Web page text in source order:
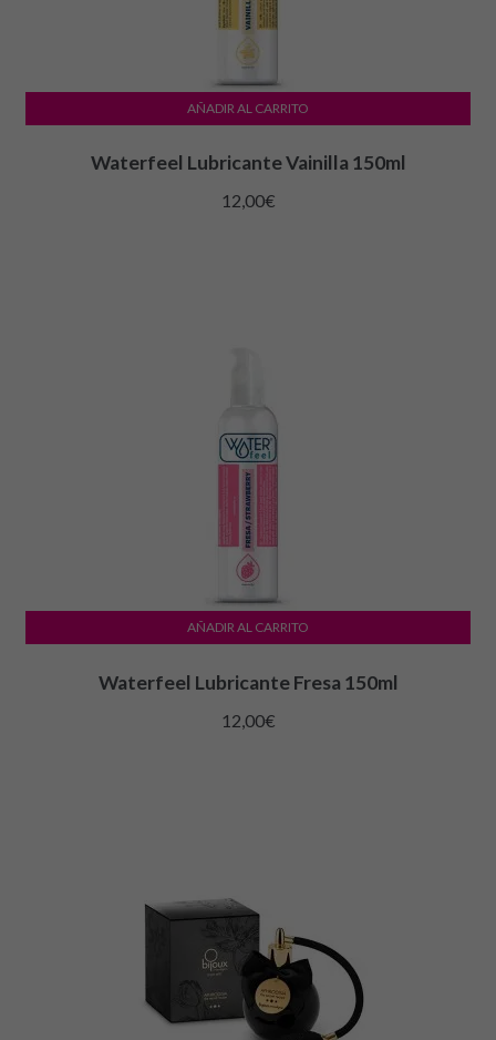
Waterfeel Lubricante Vainilla 150ml
12,00€
AÑADIR AL CARRITO
Waterfeel Lubricante Fresa 150ml
12,00€
AÑADIR AL CARRITO